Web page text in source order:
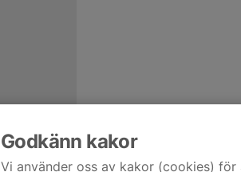
Godkänn kakor
Vi använder oss av kakor (cookies)